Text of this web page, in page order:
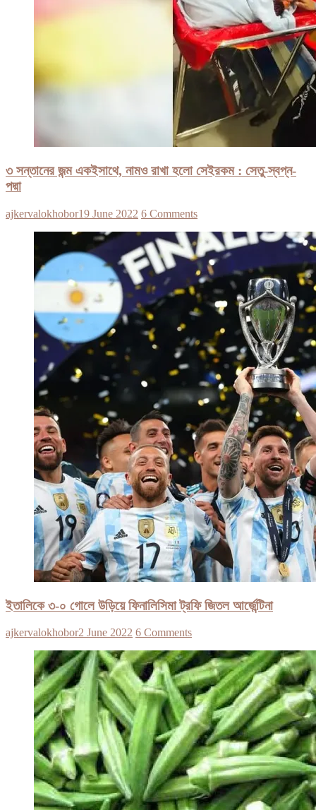
৩ সন্তানের জন্ম একইসাথে, নামও রাখা হলো সেইরকম : সেতু-স্বপ্ন-
পদ্মা
ajkervalokhobor19 June 2022 6 Comments
ইতালিকে ৩-০ গোলে উড়িয়ে ফিনালিসিমা ট্রফি জিতল আর্জেন্টিনা
ajkervalokhobor2 June 2022 6 Comments